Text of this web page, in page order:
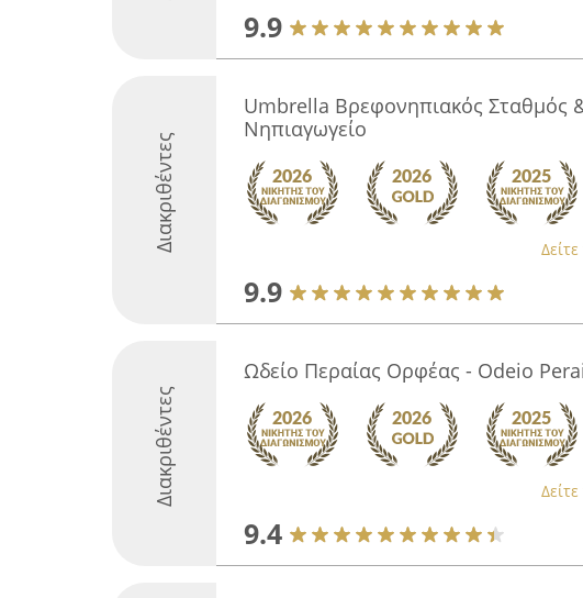
9.9
Διακριθέντες
Umbrella Βρεφoνηπιακός Σταθμός
Νηπιαγωγείο
9.9
Διακριθέντες
Ωδείο Περαίας Ορφέας - Odeio
9.4